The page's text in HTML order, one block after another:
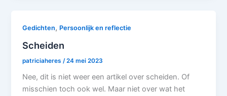
Gedichten, Persoonlijk en reflectie
Scheiden
patriciaheres /24 mei 2023
Nee, dit is niet weer een artikel over scheiden. Of
misschien toch ook wel. Maar niet over wat het